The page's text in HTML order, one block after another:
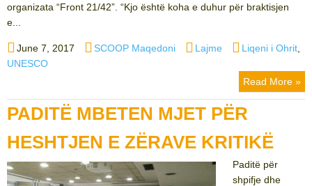
organizata “Front 21/42”. “Kjo është koha e duhur për braktisjen
e...
Posted
on
June 7, 2017 Author
SCOOP Maqedoni Categories
Lajme Tags
Liqeni i Ohrit
UNESCO
Read More »
PADITË MBETEN MJET PËR
HESHTJEN E ZËRAVE KRITIKË
Paditë për
shpifje dhe